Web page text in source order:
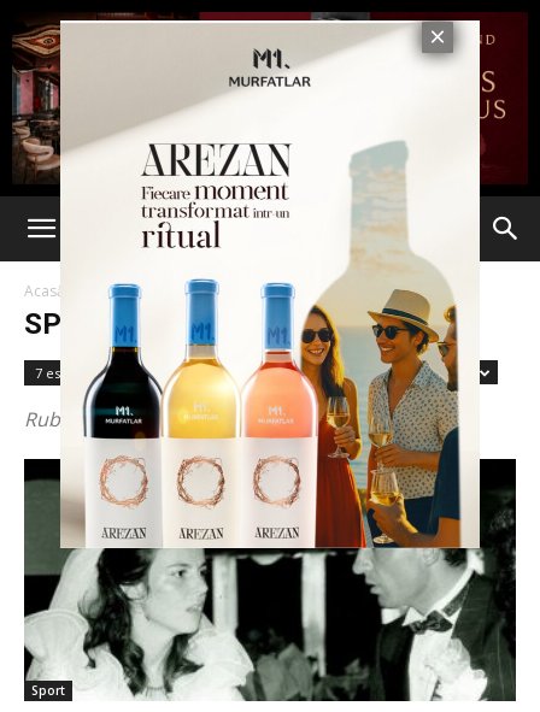
Acasă Sport
SPORT
7 est fără un sfert Accidente Administratie Advertorial
Rubrica sportiva 7est
Sport